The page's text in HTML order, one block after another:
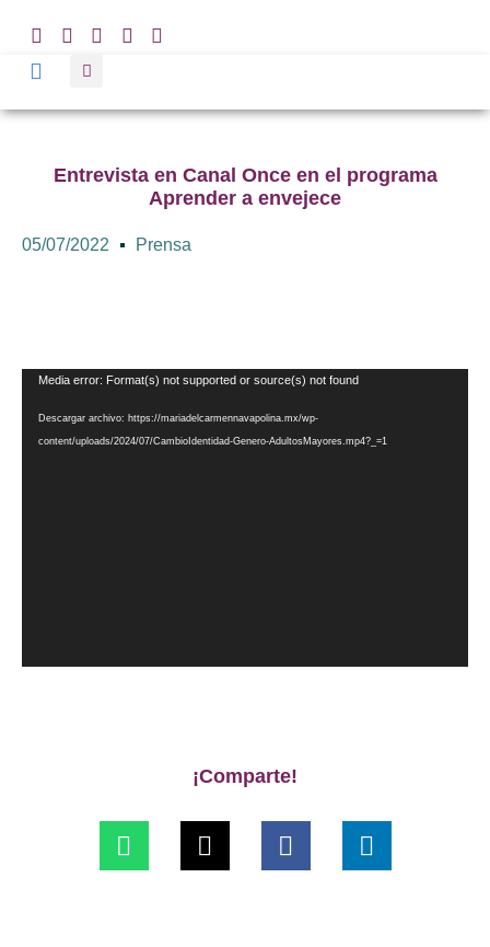
Entrevista en Canal Once en el programa
Aprender a envejece
05/07/2022 Prensa
Reproductor
vídeo
Media error: Format(s) not supported or source(s) not found
Descargar archivo: https://mariadelcarmennavapolina.mx/wp-
content/uploads/2024/07/CambioIdentidad-Genero-AdultosMayores.mp4?_=1
¡Comparte!